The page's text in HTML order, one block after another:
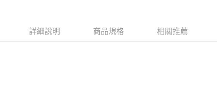
詳細說明 商品規格 相關推薦